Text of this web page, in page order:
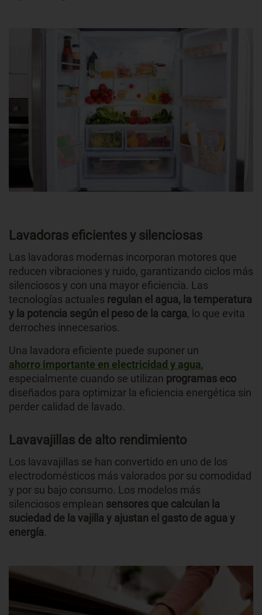
Lavadoras eficientes y silenciosas
Las lavadoras modernas incorporan motores que
reducen vibraciones y ruido, garantizando ciclos más
silenciosos y con una mayor eficiencia. Las
tecnologías actuales regulan el agua, la temperatura
y la potencia según el peso de la carga, lo que evita
derroches innecesarios.
Una lavadora eficiente puede suponer un
ahorro importante en electricidad y agua,
especialmente cuando se utilizan programas eco
diseñados para optimizar la eficiencia energética sin
perder calidad de lavado.
Lavavajillas de alto rendimiento
Los lavavajillas se han convertido en uno de los
electrodomésticos más valorados por su comodidad
y por su bajo consumo. Los modelos más
silenciosos emplean sensores que calculan la
suciedad de la vajilla y ajustan el gasto de agua y
energía.